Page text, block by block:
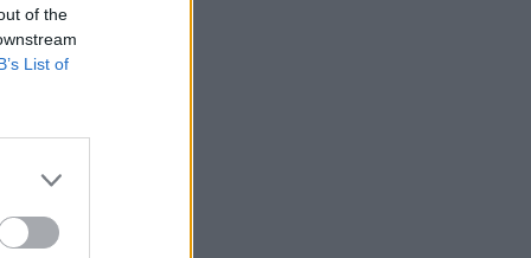
of the
List of